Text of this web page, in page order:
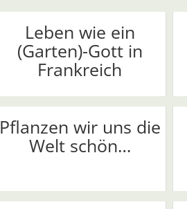
Leben wie ein
(Garten)-Gott in
Frankreich
Pflanzen wir uns die
Welt schön…